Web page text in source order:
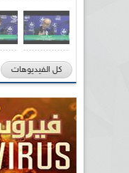
كل الفيديوهات